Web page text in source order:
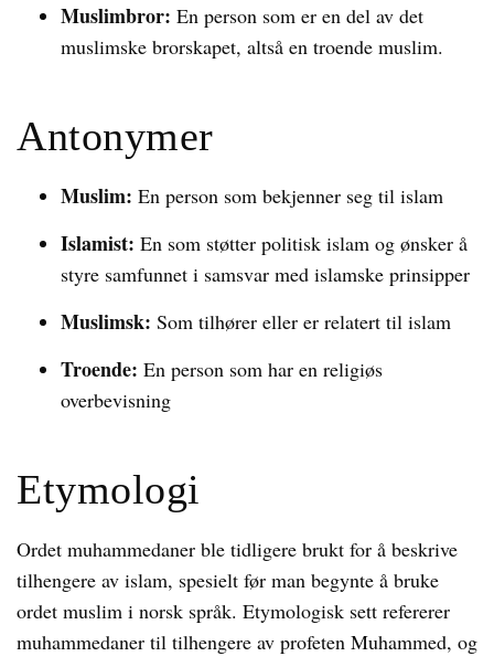
Muslimbror: En person som er en del av det
muslimske brorskapet, altså en troende muslim.
Antonymer
Muslim: En person som bekjenner seg til islam
Islamist: En som støtter politisk islam og ønsker å
styre samfunnet i samsvar med islamske prinsipper
Muslimsk: Som tilhører eller er relatert til islam
Troende: En person som har en religiøs
overbevisning
Etymologi
Ordet muhammedaner ble tidligere brukt for å beskrive
tilhengere av islam, spesielt før man begynte å bruke
ordet muslim i norsk språk. Etymologisk sett refererer
muhammedaner til tilhengere av profeten Muhammed, og